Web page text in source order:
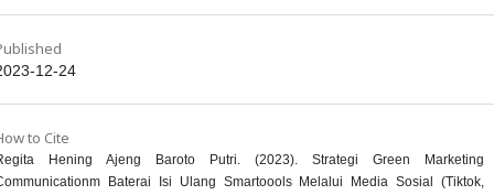
12-24
to Cite
Hening Ajeng Baroto Putri. (2023). Strategi Green Marketing
Baterai Isi Ulang Smartoools Melalui Media Sosial (Tiktok,